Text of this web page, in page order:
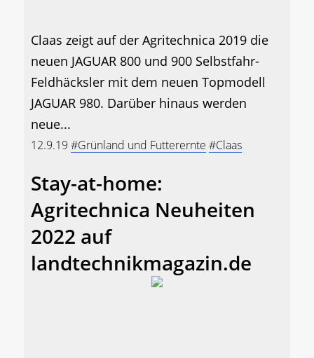
Claas zeigt auf der Agritechnica 2019 die
neuen JAGUAR 800 und 900 Selbstfahr-
Feldhäcksler mit dem neuen Topmodell
JAGUAR 980. Darüber hinaus werden
neue...
12.9.19 #Grünland und Futterernte #Claas
Stay-at-home:
Agritechnica Neuheiten
2022 auf
landtechnikmagazin.de